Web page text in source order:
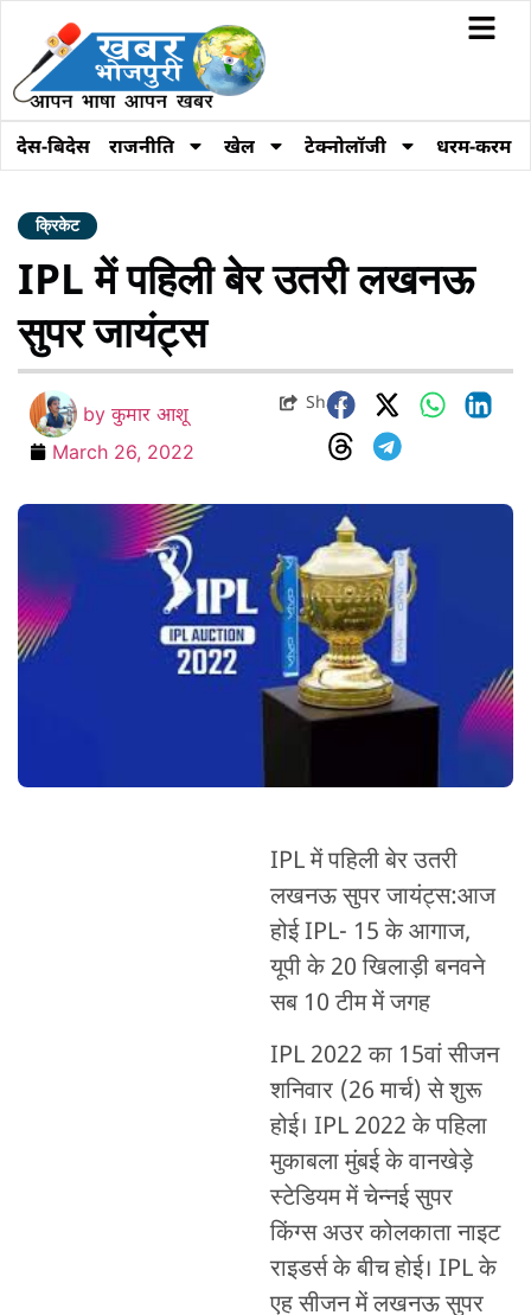
देस-बिदेस राजनीति खेल टेक्नोलॉजी धरम-करम
क्रिकेट
IPL में पहिली बेर उतरी लखनऊ
सुपर जायंट्स
by कुमार आशू
March 26, 2022
Share
IPL में पहिली बेर उतरी
लखनऊ सुपर जायंट्स:आज
होई IPL- 15 के आगाज,
यूपी के 20 खिलाड़ी बनवने
सब 10 टीम में जगह
IPL 2022 का 15वां सीजन
शनिवार (26 मार्च) से शुरू
होई। IPL 2022 के पहिला
मुकाबला मुंबई के वानखेड़े
स्टेडियम में चेन्नई सुपर
किंग्स अउर कोलकाता नाइट
राइडर्स के बीच होई। IPL के
एह सीजन में लखनऊ सुपर